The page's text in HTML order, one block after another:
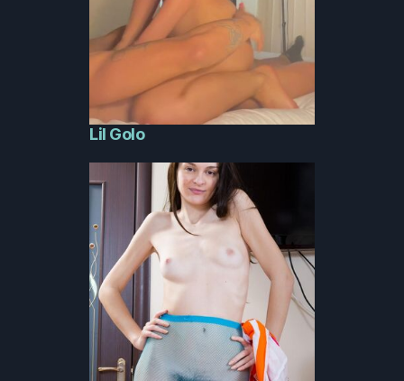
Lil Golo